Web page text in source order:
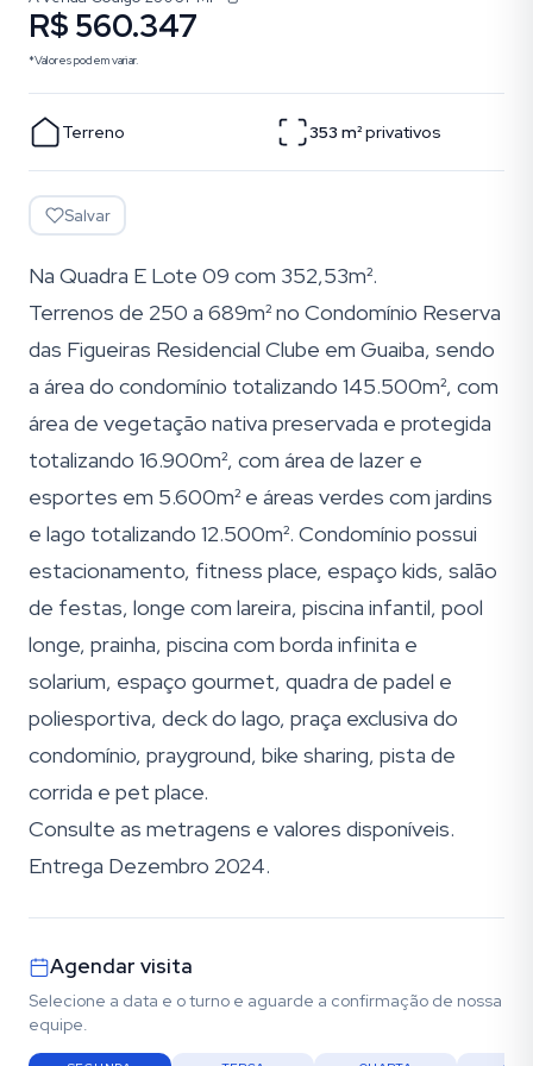
R$ 560.347
*Valores podem variar.
Terreno 353 m²privativos
Salvar
Na Quadra E Lote 09 com 352,53m².
Terrenos de 250 a 689m² no Condomínio Reserva
das Figueiras Residencial Clube em Guaiba, sendo
a área do condomínio totalizando 145.500m², com
área de vegetação nativa preservada e protegida
totalizando 16.900m², com área de lazer e
esportes em 5.600m² e áreas verdes com jardins
e lago totalizando 12.500m². Condomínio possui
estacionamento, fitness place, espaço kids, salão
de festas, longe com lareira, piscina infantil, pool
longe, prainha, piscina com borda infinita e
solarium, espaço gourmet, quadra de padel e
poliesportiva, deck do lago, praça exclusiva do
condomínio, prayground, bike sharing, pista de
corrida e pet place.
Consulte as metragens e valores disponíveis.
Entrega Dezembro 2024.
Agendar visita
Selecione a data e o turno e aguarde a confirmação de nossa
equipe.